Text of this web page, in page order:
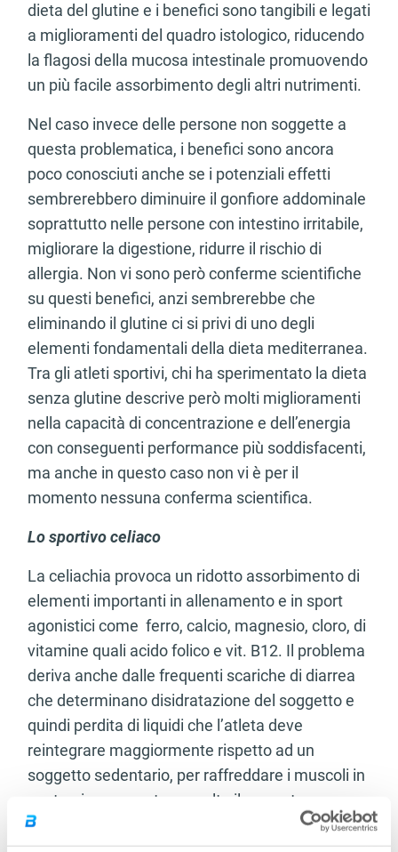
dieta del glutine e i benefici sono tangibili e legati
a miglioramenti del quadro istologico, riducendo
la flagosi della mucosa intestinale promuovendo
un più facile assorbimento degli altri nutrimenti.
Nel caso invece delle persone non soggette a
questa problematica, i benefici sono ancora
poco conosciuti anche se i potenziali effetti
sembrerebbero diminuire il gonfiore addominale
soprattutto nelle persone con intestino irritabile,
migliorare la digestione, ridurre il rischio di
allergia. Non vi sono però conferme scientifiche
su questi benefici, anzi sembrerebbe che
eliminando il glutine ci si privi di uno degli
elementi fondamentali della dieta mediterranea.
Tra gli atleti sportivi, chi ha sperimentato la dieta
senza glutine descrive però molti miglioramenti
nella capacità di concentrazione e dell’energia
con conseguenti performance più soddisfacenti,
ma anche in questo caso non vi è per il
momento nessuna conferma scientifica.
Lo sportivo celiaco
La celiachia provoca un ridotto assorbimento di
elementi importanti in allenamento e in sport
agonistici come ferro, calcio, magnesio, cloro, di
vitamine quali acido folico e vit. B12. Il problema
deriva anche dalle frequenti scariche di diarrea
che determinano disidratazione del soggetto e
quindi perdita di liquidi che l’atleta deve
reintegrare maggiormente rispetto ad un
soggetto sedentario, per raffreddare i muscoli in
contrazione e per tenere alto il rapporto massa
muscolare costruita/massa muscolare persa.